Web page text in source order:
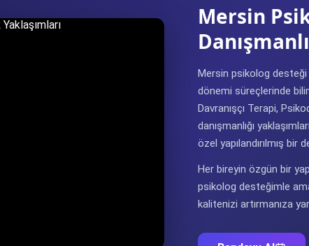
Mersin
Mersin psikolog desteği
dönemi süreçlerinde
Davranışçı Terapi,
danışmanlığı
özel yapılandırılmış
Her bireyin özgün bir
psikolog desteğimle
kalitenizi artırmanıza